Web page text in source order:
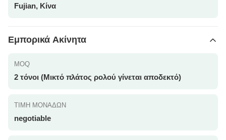
Fujian, Κίνα
Εμπορικά Ακίνητα
MOQ
2 τόνοι (Μικτό πλάτος ρολού γίνεται αποδεκτό)
ΤΙΜΉ ΜΟΝΆΔΩΝ
negotiable